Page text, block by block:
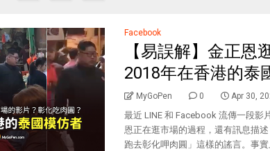
Facebook
【易誤解】金正恩
2018年在香港的泰
MyGoPen 0 Apr 30,
最近 LINE 和 Facebook 流傳一段影
恩正在逛市場的過程，還有訊息描
跑去彰化呷肉圓」這樣的謠言。事實